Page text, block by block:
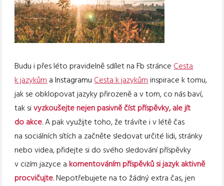
Budu i přes léto pravidelně sdílet na Fb stránce Cesta
k jazykům a Instagramu Cesta k jazykům inspirace k tomu,
jak se obklopovat jazyky přirozeně a v tom, co nás baví,
tak sivyzkoušejte nejen pasivně číst příspěvky, ale jít
do akce. A pak využijte toho, že trávíte i v létě čas
na sociálních sítích a začněte sledovat určité lidi, stránky
nebo videa, přidejte si do svého sledování příspěvky
v cizím jazyce akomentováním příspěvků si jazyk aktivně
procvičujte. Nepotřebujete na to žádný extra čas, jen